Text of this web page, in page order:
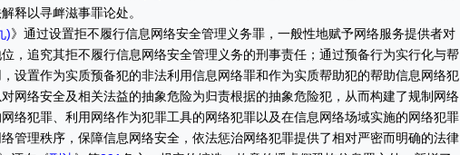
释以寻衅滋事罪论处。
)》通过设置拒不履行信息网络安全管理义务罪，一般性地赋予网络服务提供者对
，追究其拒不履行信息网络安全管理义务的刑事责任；通过预备行为实行化与帮
设置作为实质预备犯的非法利用信息网络罪和作为实质帮助犯的帮助信息网络犯
网络安全及相关法益的抽象危险为归责根据的抽象危险犯，从而构建了规制网络
络犯罪、利用网络作为犯罪工具的网络犯罪以及在信息网络场域实施的网络犯罪
管理秩序，保障信息网络安全，依法惩治网络犯罪提供了相对严密而明确的法律